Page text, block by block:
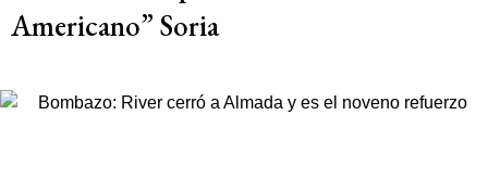
Americano” Soria